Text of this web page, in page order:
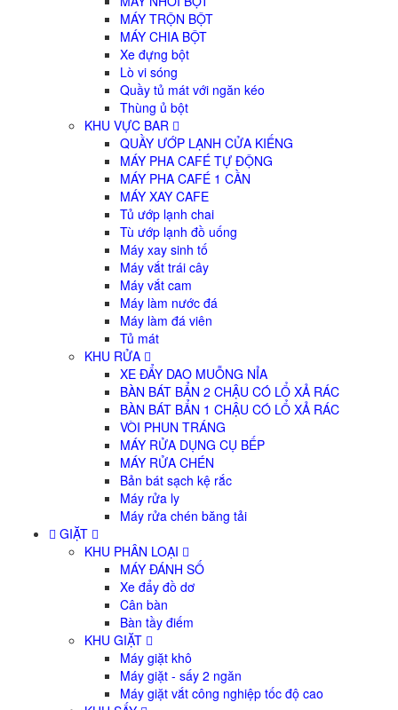
MÁY TRỘN BỘT
MÁY CHIA BỘT
Xe đựng bột
Lò vi sóng
Quầy tủ mát với ngăn kéo
Thùng ủ bột
KHU VỰC BAR
QUẦY ƯỚP LẠNH CỬA KIẾNG
MÁY PHA CAFÉ TỰ ĐỘNG
MÁY PHA CAFÉ 1 CẦN
MÁY XAY CAFE
Tủ ướp lạnh chai
Tù ướp lạnh đồ uống
Máy xay sinh tố
Máy vắt trái cây
Máy vắt cam
Máy làm nước đá
Máy làm đá viên
Tủ mát
KHU RỬA
XE ĐẨY DAO MUỖNG NỈA
BÀN BÁT BẨN 2 CHẬU CÓ LỔ XẢ RÁC
BÀN BÁT BẨN 1 CHẬU CÓ LỔ XẢ RÁC
VÒI PHUN TRÁNG
MÁY RỬA DỤNG CỤ BẾP
MÁY RỬA CHÉN
Bản bát sạch kệ rắc
Máy rửa ly
Máy rửa chén băng tải
GIẶT
KHU PHÂN LOẠI
MÁY ĐÁNH SỐ
Xe đẩy đồ dơ
Cân bàn
Bàn tầy điếm
KHU GIẶT
Máy giặt khô
Máy giặt - sấy 2 ngăn
Máy giặt vắt công nghiệp tốc độ cao